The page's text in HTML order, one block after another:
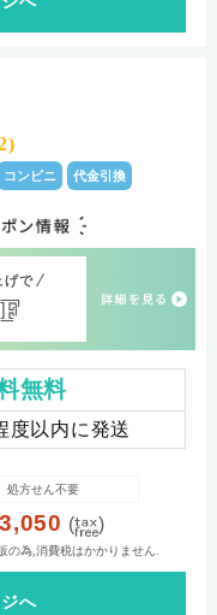
コンビニ 代金引換
げで
無料
度以内に発送
3,050 ( )
の為,消費税はかかりません.
処方せん不要
へ